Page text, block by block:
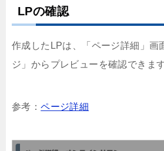
LPの確認
作成したLPは、「ページ詳細」画
ジ」からプレビューを確認できます
参考：ページ詳細